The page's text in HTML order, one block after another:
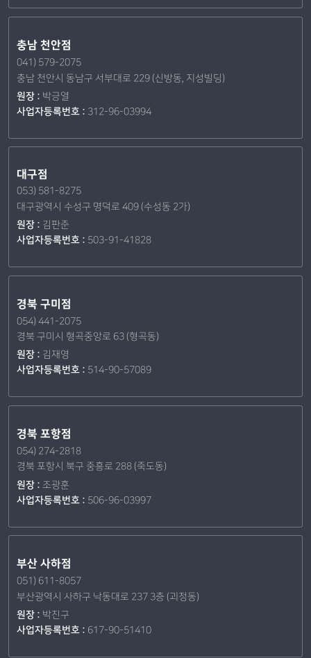
충남 천안점
041) 579-2075
충남 천안시 동남구 서부대로 229 (신방동, 지성빌딩)
원장 : 박긍열
사업자등록번호 : 312-96-03994
대구점
053) 581-8275
대구광역시 수성구 명덕로 409 (수성동 2가)
원장 : 김판준
사업자등록번호 : 503-91-41828
경북 구미점
054) 441-2075
경북 구미시 형곡중앙로 63 (형곡동)
원장 : 김재영
사업자등록번호 : 514-90-57089
경북 포항점
054) 274-2818
경북 포항시 북구 중흥로 288 (죽도동)
원장 :조광훈
사업자등록번호 : 506-96-03997
부산 사하점
051) 611-8057
부산광역시 사하구 낙동대로 237 3층 (괴정동)
원장 : 박진구
사업자등록번호 : 617-90-51410